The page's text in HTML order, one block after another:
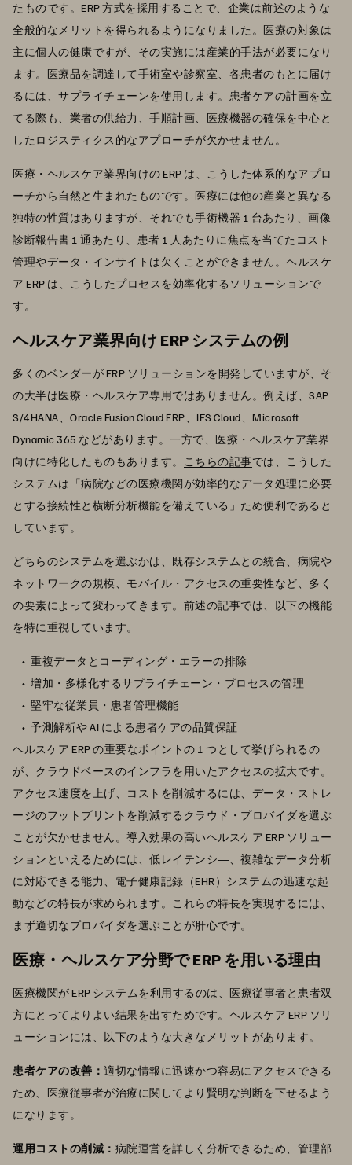
たものです。ERP 方式を採用することで、企業は前述のような
全般的なメリットを得られるようになりました。医療の対象は
主に個人の健康ですが、その実施には産業的手法が必要になり
ます。医療品を調達して手術室や診察室、各患者のもとに届け
るには、サプライチェーンを使用します。患者ケアの計画を立
てる際も、業者の供給力、手順計画、医療機器の確保を中心と
したロジスティクス的なアプローチが欠かせません。
医療・ヘルスケア業界向けの ERP は、こうした体系的なアプロ
ーチから自然と生まれたものです。医療には他の産業と異なる
独特の性質はありますが、それでも手術機器 1 台あたり、画像
診断報告書 1 通あたり、患者 1 人あたりに焦点を当てたコスト
管理やデータ・インサイトは欠くことができません。ヘルスケ
ア ERP は、こうしたプロセスを効率化するソリューションで
す。
ヘルスケア業界向け ERP システムの例
多くのベンダーが ERP ソリューションを開発していますが、そ
の大半は医療・ヘルスケア専用ではありません。例えば、SAP
S/4HANA、Oracle Fusion Cloud ERP、IFS Cloud、Microsoft
Dynamic 365 などがあります。一方で、医療・ヘルスケア業界
向けに特化したものもあります。
こちらの記事では、こうした
システムは「病院などの医療機関が効率的なデータ処理に必要
とする接続性と横断分析機能を備えている」ため便利であると
しています。
どちらのシステムを選ぶかは、既存システムとの統合、病院や
ネットワークの規模、モバイル・アクセスの重要性など、多く
の要素によって変わってきます。前述の記事では、以下の機能
を特に重視しています。
重複データとコーディング・エラーの排除
増加・多様化するサプライチェーン・プロセスの管理
堅牢な従業員・患者管理機能
予測解析や AI による患者ケアの品質保証
ヘルスケア ERP の重要なポイントの 1 つとして挙げられるの
が、クラウドベースのインフラを用いたアクセスの拡大です。
アクセス速度を上げ、コストを削減するには、データ・ストレ
ージのフットプリントを削減するクラウド・プロバイダを選ぶ
ことが欠かせません。導入効果の高いヘルスケア ERP ソリュー
ションといえるためには、低レイテンシ―、複雑なデータ分析
に対応できる能力、電子健康記録（EHR）システムの迅速な起
動などの特長が求められます。これらの特長を実現するには、
まず適切なプロバイダを選ぶことが肝心です。
医療・ヘルスケア分野で ERP を用いる理由
医療機関が ERP システムを利用するのは、医療従事者と患者双
方にとってよりよい結果を出すためです。ヘルスケア ERP ソリ
ューションには、以下のような大きなメリットがあります。
患者ケアの改善： 適切な情報に迅速かつ容易にアクセスできる
ため、医療従事者が治療に関してより賢明な判断を下せるよう
になります。
運用コストの削減： 病院運営を詳しく分析できるため、管理部